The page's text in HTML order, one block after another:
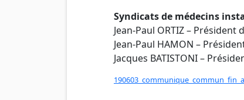
Syndicats de médecins
Jean-Paul ORTIZ – Président
Jean-Paul HAMON –
Jacques BATISTONI –